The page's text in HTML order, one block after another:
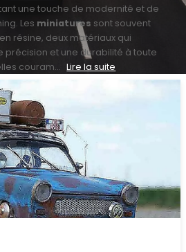
une touche de modernité et de
Les miniatures sont souvent
résine, deux matériaux qui
précision et une durabilité à toute
couram... Lire la suite